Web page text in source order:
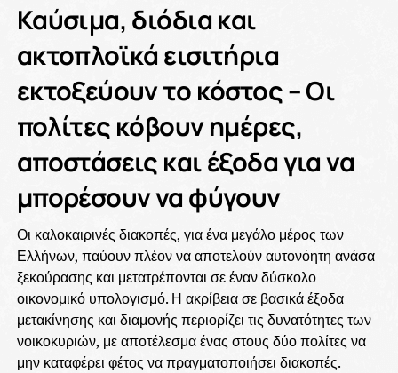
Καύσιμα, διόδια και
ακτοπλοϊκά εισιτήρια
εκτοξεύουν το κόστος – Οι
πολίτες κόβουν ημέρες,
αποστάσεις και έξοδα για να
μπορέσουν να φύγουν
Οι καλοκαιρινές διακοπές, για ένα μεγάλο μέρος των
Ελλήνων, παύουν πλέον να αποτελούν αυτονόητη ανάσα
ξεκούρασης και μετατρέπονται σε έναν δύσκολο
οικονομικό υπολογισμό. Η ακρίβεια σε βασικά έξοδα
μετακίνησης και διαμονής περιορίζει τις δυνατότητες των
νοικοκυριών, με αποτέλεσμα ένας στους δύο πολίτες να
μην καταφέρει φέτος να πραγματοποιήσει διακοπές.